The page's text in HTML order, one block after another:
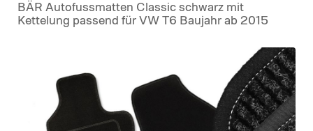
BÄR Autofussmatten Classic schwarz mit
Kettelung passend für VW T6 Baujahr ab 2015